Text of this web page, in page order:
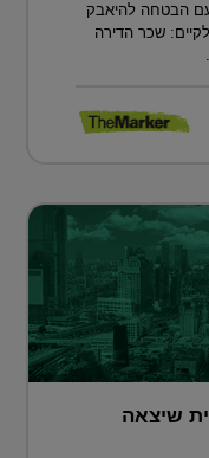
עם הבטחה להיאבק
שכר הדירה
שיצאה